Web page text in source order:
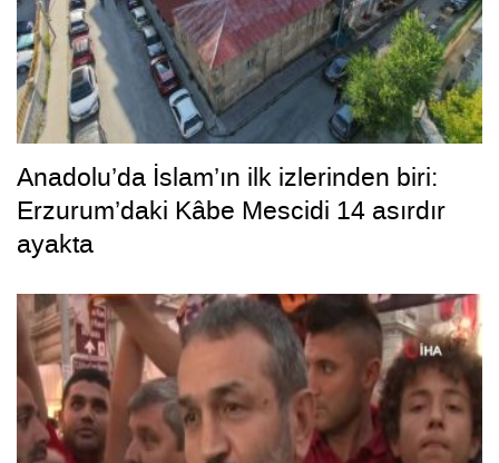
Anadolu’da İslam’ın ilk izlerinden biri:
Erzurum’daki Kâbe Mescidi 14 asırdır
ayakta